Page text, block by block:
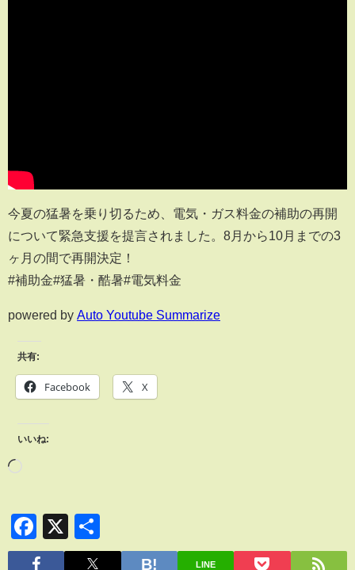
今夏の猛暑を乗り切るため、電気・ガス料金の補助の再開
について緊急支援を提言されました。8月から10月までの3
ヶ月の間で再開決定！
#補助金#猛暑・酷暑#電気料金
powered by Auto Youtube Summarize
共有:
Facebook X
いいね:
Facebook
X
有
LINE